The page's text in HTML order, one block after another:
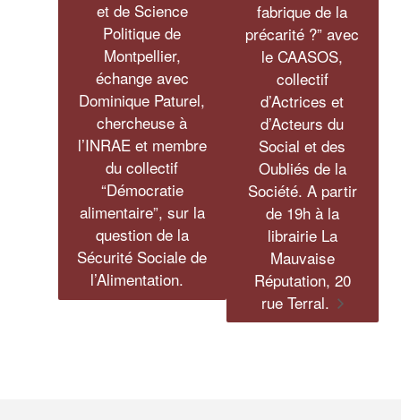
et de Science
Politique de
Montpellier,
échange avec
Dominique Paturel,
chercheuse à
l’INRAE et membre
du collectif
“Démocratie
alimentaire”, sur la
question de la
Sécurité Sociale de
l’Alimentation.
fabrique de la
précarité ?” avec
le CAASOS,
collectif
d’Actrices et
d’Acteurs du
Social et des
Oubliés de la
Société. A partir
de 19h à la
librairie La
Mauvaise
Réputation, 20
rue Terral.